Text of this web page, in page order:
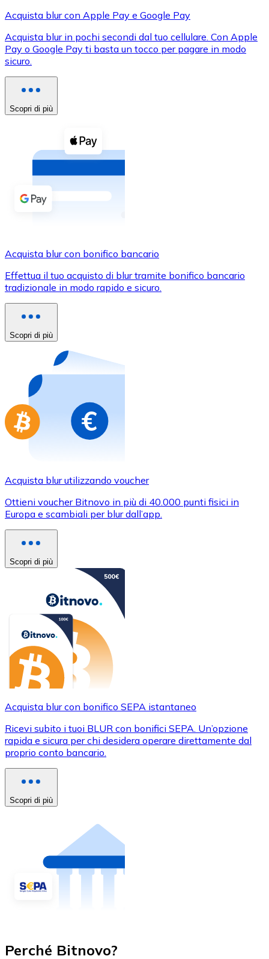
XRP
XRP
Vedi tutto
Buoni cripto
Acquista criptovalute in contanti e altri mezzi di
Acquista con contanti
Bonifico SEPA
Usa le carte Visa e Mastercard per acquistare
Acquista con carta
Acquista gift card dei tuoi marchi preferiti con
Vai al negozio di carte regalo
Acquista blur con Apple Pay e Google Pay
Acquista blur in pochi secondi dal tuo cellulare. Con Apple
Pay o Google Pay ti basta un tocco per pagare in modo
sicuro.
Scopri di più
Acquista blur con bonifico bancario
Effettua il tuo acquisto di blur tramite bonifico bancario
tradizionale in modo rapido e sicuro.
Scopri di più
Acquista blur utilizzando voucher
Ottieni voucher Bitnovo in più di 40.000 punti fisici in
Europa e scambiali per blur dall’app.
Scopri di più
Acquista blur con bonifico SEPA istantaneo
Ricevi subito i tuoi BLUR con bonifici SEPA. Un’opzione
rapida e sicura per chi desidera operare direttamente dal
proprio conto bancario.
Scopri di più
Perché Bitnovo?